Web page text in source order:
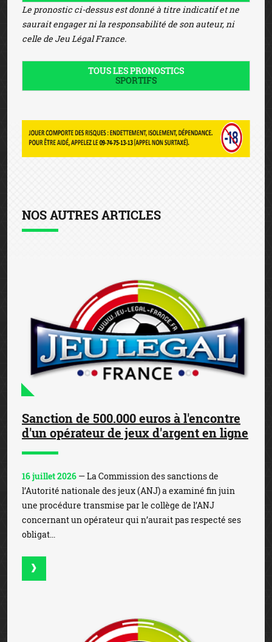
Le pronostic ci-dessus est donné à titre indicatif et ne
saurait engager ni la responsabilité de son auteur, ni
celle de Jeu Légal France.
TOUS LES PRONOSTICS
SPORTIFS
NOS AUTRES ARTICLES
Sanction de 500.000 euros à l'encontre
d'un opérateur de jeux d'argent en ligne
16 juillet 2026 — La Commission des sanctions de
l’Autorité nationale des jeux (ANJ) a examiné fin juin
une procédure transmise par le collège de l’ANJ
concernant un opérateur qui n’aurait pas respecté ses
obligat...